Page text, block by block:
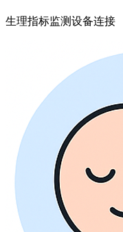
生理指标监测设备连接